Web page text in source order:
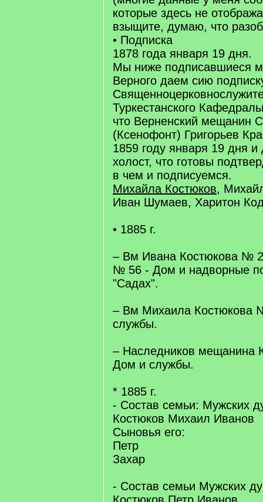
которые здесь не
взыщите, думаю, что
• Подписка
1878 года января 19 дня.
Мы ниже подписавшиеся
Верного даем сию
Туркестанского
что Верненский мещанин
(Ксенофонт) Григорьев
1859 году января 19 дня и
холост, что готовы
в чем и подписуемся.
Михайла Костюков,
Иван Шумаев, Харитон
• 1885 г.
– Вм Ивана Костюкова №
№ 56 - Дом и надворные
"Садах".
– Вм Михаила Костюкова
службы.
– Наследников мещанина
Дом и службы.
* 1885 г.
- Состав семьи: Мужских
Костюков Михаил Иванов
Сыновья его:
Петр
Захар
- Состав семьи Мужских